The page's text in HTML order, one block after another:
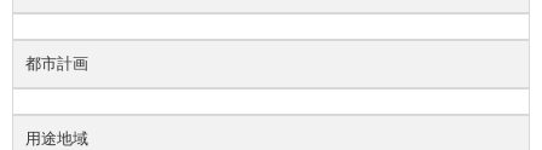
都市計画
用途地域